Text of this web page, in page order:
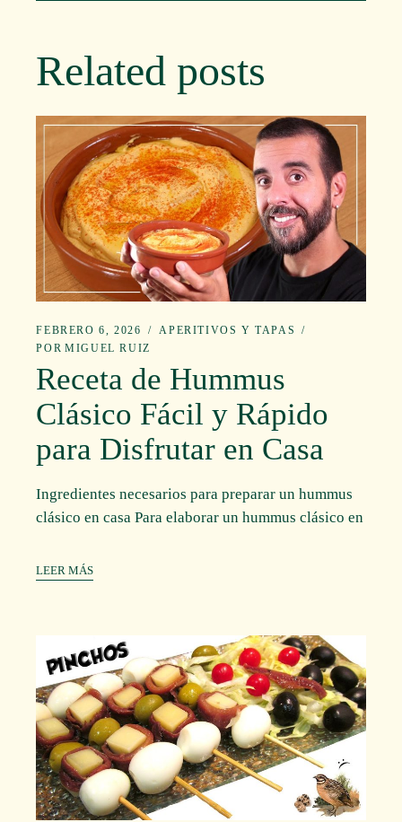
Related posts
FEBRERO 6, 2026
APERITIVOS Y TAPAS
POR MIGUEL RUIZ
Receta de Hummus
Clásico Fácil y Rápido
para Disfrutar en Casa
Ingredientes necesarios para preparar un hummus
clásico en casa Para elaborar un hummus clásico en
LEER MÁS